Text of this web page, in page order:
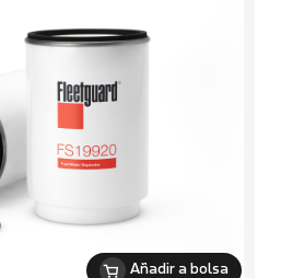
Añadir a bolsa